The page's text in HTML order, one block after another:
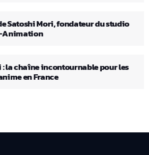
Satoshi Mori, fondateur du studio
Animation
: la chaîne incontournable pour les
en France